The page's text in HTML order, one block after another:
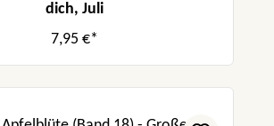
dich, Juli
7,95 €*